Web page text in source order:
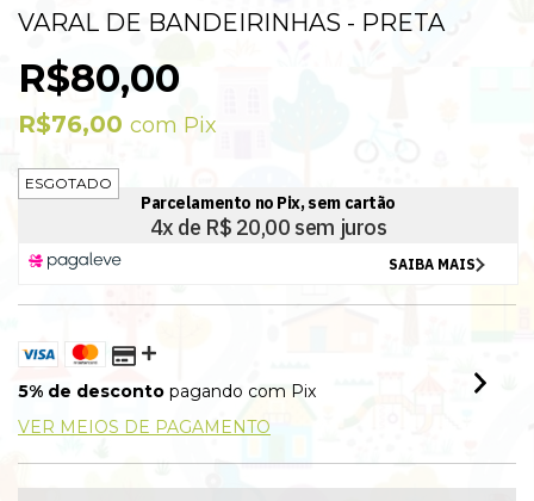
VARAL DE BANDEIRINHAS - PRETA
R$80,00
R$76,00 com Pix
ESGOTADO
5% de desconto pagando com Pix
VER MEIOS DE PAGAMENTO